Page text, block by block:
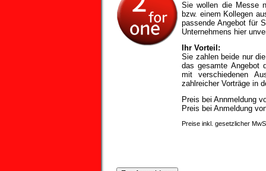
Sie wollen die Messe
bzw. einem Kollegen
passende Angebot für
Unternehmens hier
Ihr Vorteil:
Sie zahlen beide nur
das gesamte Angebot
mit verschiedenen
zahlreicher Vorträge in
Preis bei Annmeldung
Preis bei Anmeldung
Preise inkl. gesetzlicher